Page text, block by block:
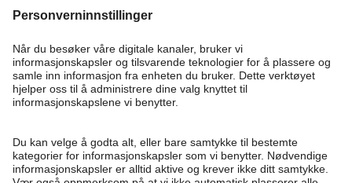
Kundeservice
Kappahl Club